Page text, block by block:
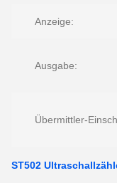
Anzeige:
Ausgabe:
Übermittler-
ST502